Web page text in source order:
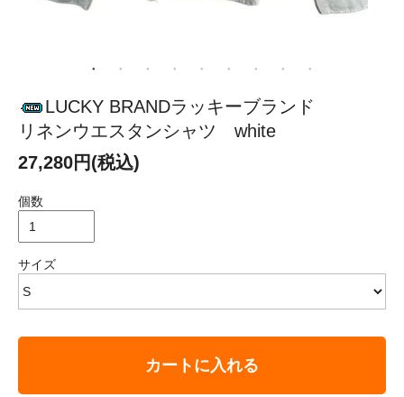
LUCKY BRANDラッキーブランド
リネンウエスタンシャツ white
27,280円(税込)
個数
サイズ
カートに入れる